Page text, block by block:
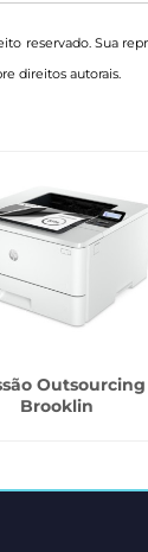
reservado. Sua
direitos autorais.
Brooklin